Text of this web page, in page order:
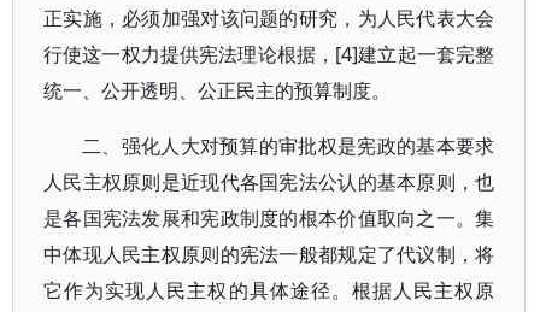
正实施，必须加强对该问题的研究，为人民代表大会
行使这一权力提供宪法理论根据，[4]建立起一套完整
统一、公开透明、公正民主的预算制度。
二、强化人大对预算的审批权是宪政的基本要求
人民主权原则是近现代各国宪法公认的基本原则，也
是各国宪法发展和宪政制度的根本价值取向之一。集
中体现人民主权原则的宪法一般都规定了代议制，将
它作为实现人民主权的具体途径。根据人民主权原